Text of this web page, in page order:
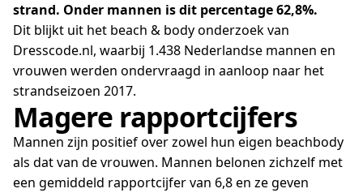
strand. Onder mannen is dit percentage 62,8%.
Dit blijkt uit het beach & body onderzoek van
Dresscode.nl, waarbij 1.438 Nederlandse mannen en
vrouwen werden ondervraagd in aanloop naar het
strandseizoen 2017.
Magere rapportcijfers
Mannen zijn positief over zowel hun eigen beachbody
als dat van de vrouwen. Mannen belonen zichzelf met
een gemiddeld rapportcijfer van 6,8 en ze geven